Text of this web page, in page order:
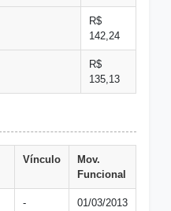
R$
142,24
R$
135,13
Vínculo
Mov.
Funcional
- 01/03/2013